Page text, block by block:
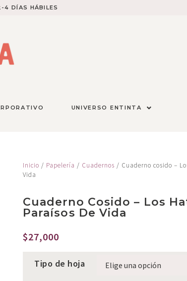
4 DÍAS HÁBILES​
UNIVERSO ENTINTA
Inicio / Papelería / Cuadernos / Cuaderno cosido –
Vida
Cuaderno Cosido – Los
Paraísos De Vida
$27,000
Tipo de hoja